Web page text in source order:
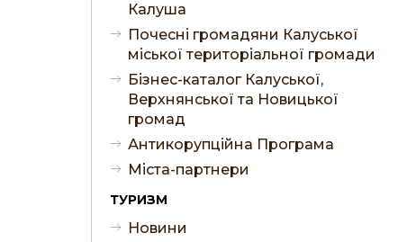
Калуша
Почесні громадяни Калуської
міської територіальної громади
Бізнес-каталог Калуської,
Верхнянської та Новицької
громад
Антикорупційна Програма
Міста-партнери
ТУРИЗМ
Новини